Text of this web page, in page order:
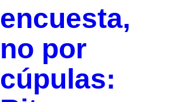
encuesta,
no por
cúpulas: